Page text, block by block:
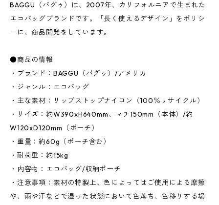
BAGGU（バグゥ）は、2007年、カリフォルニアで生まれた
エコバッグブランドです。「長く使えるデザイン」をポリシ
ーに、商品開発をしています。
●商品の情報
・ブランド：BAGGU（バグゥ）/アメリカ
・ジャンル：エコバッグ
・主な素材：リップストップナイロン（100％リサイクル）
・サイズ：約W390xH640mm、マチ150mm（本体）/約
W120xD120mm（ポーチ）
・重量：約60g（ポーチ含む）
・耐荷重：約15kg
・内容物：エコバッグ/収納ポーチ
・注意事項：素材の特製上、色によってはご使用による摩擦
や、雨や汗などで湿った状態において色落ち、色移りする場